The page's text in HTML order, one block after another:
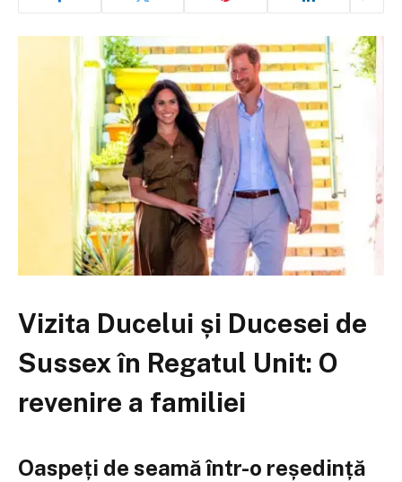
Vizita Ducelui și Ducesei de
Sussex în Regatul Unit: O
revenire a familiei
Oaspeți de seamă într-o reședință